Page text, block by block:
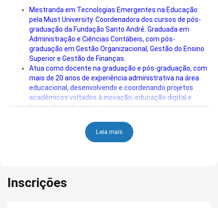
Mestranda em Tecnologias Emergentes na Educação
pela Must University. Coordenadora dos cursos de pós-
graduação da Fundação Santo André. Graduada em
Administração e Ciências Contábeis, com pós-
graduação em Gestão Organizacional, Gestão do Ensino
Superior e Gestão de Finanças.
Atua como docente na graduação e pós-graduação, com
mais de 20 anos de experiência administrativa na área
educacional, desenvolvendo e coordenando projetos
acadêmicos voltados à inovação, educação digital e
formação profissional.
Leia mais
Inscrições